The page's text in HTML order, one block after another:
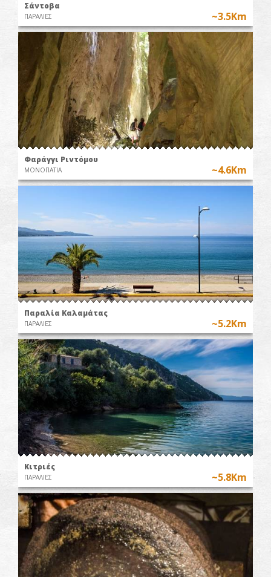
Σάντοβα
ΠΑΡΑΛΙΕΣ ~3.5Km
Φαράγγι Ριντόμου
ΜΟΝΟΠΑΤΙΑ ~4.6Km
Παραλία Καλαμάτας
ΠΑΡΑΛΙΕΣ ~5.2Km
Κιτριές
ΠΑΡΑΛΙΕΣ ~5.8Km